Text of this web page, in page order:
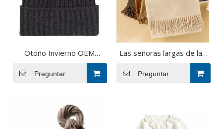
Otoño Invierno OEM
Fabricación de diseñador
personalizado Lana de lana
caliente unisex Knit Geanie
Preguntar
Las señoras largas de las
mujeres de la cachemira
de las lanas del diseñador
de encargo de la fábrica
Preguntar